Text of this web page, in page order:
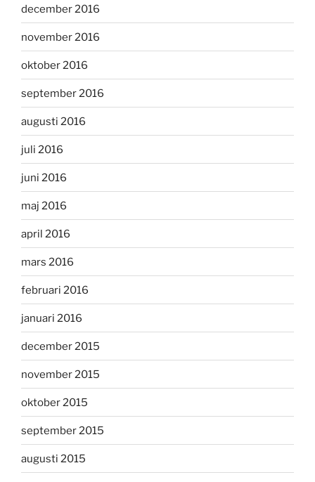
december 2016
november 2016
oktober 2016
september 2016
augusti 2016
juli 2016
juni 2016
maj 2016
april 2016
mars 2016
februari 2016
januari 2016
december 2015
november 2015
oktober 2015
september 2015
augusti 2015